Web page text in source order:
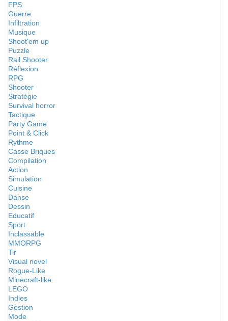
FPS
Guerre
Infiltration
Musique
Shoot'em up
Puzzle
Rail Shooter
Réflexion
RPG
Shooter
Stratégie
Survival horror
Tactique
Party Game
Point & Click
Rythme
Casse Briques
Compilation
Action
Simulation
Cuisine
Danse
Dessin
Educatif
Sport
Inclassable
MMORPG
Tir
Visual novel
Rogue-Like
Minecraft-like
LEGO
Indies
Gestion
Mode